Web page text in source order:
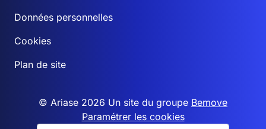
Données personnelles
Cookies
Plan de site
© Ariase 2026 Un site du groupe Bemove
Paramétrer les cookies